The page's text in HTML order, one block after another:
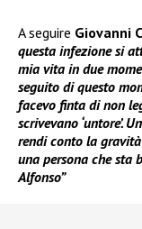
A seguire Giovanni
questa infezione si
mia vita in due
seguito di questo
facevo finta di non
scrivevano ‘untore’.
rendi conto la gravità
una persona che sta
Alfonso”